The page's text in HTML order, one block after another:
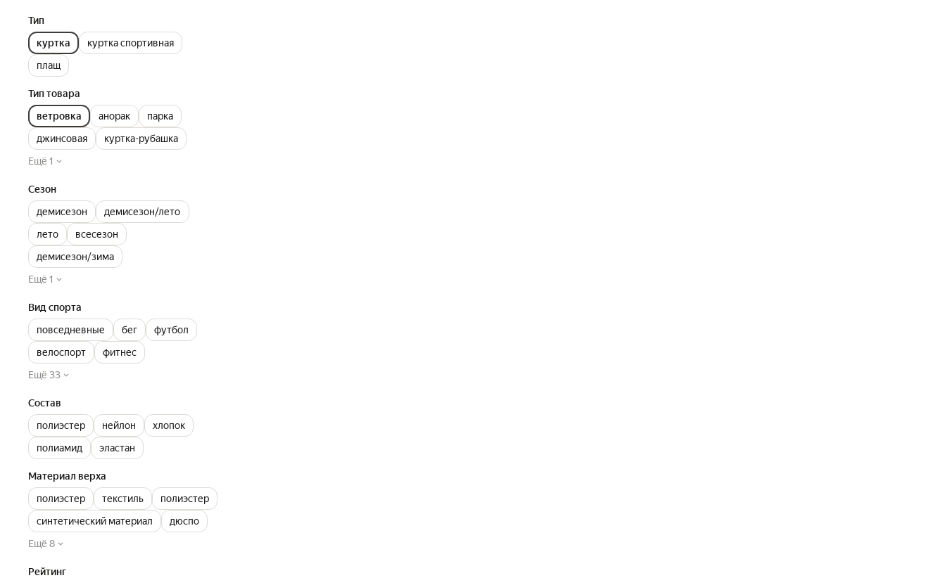
Тип
куртка
куртка спортивная
плащ
Тип товара
ветровка
анорак
парка
джинсовая
куртка-рубашка
Ещё 1
Сезон
демисезон
демисезон/лето
лето
всесезон
демисезон/зима
Ещё 1
Вид спорта
повседневные
бег
футбол
велоспорт
фитнес
Ещё 33
Состав
полиэстер
нейлон
хлопок
полиамид
эластан
Материал верха
полиэстер
текстиль
полиэстер
синтетический материал
дюспо
Ещё 8
Рейтинг